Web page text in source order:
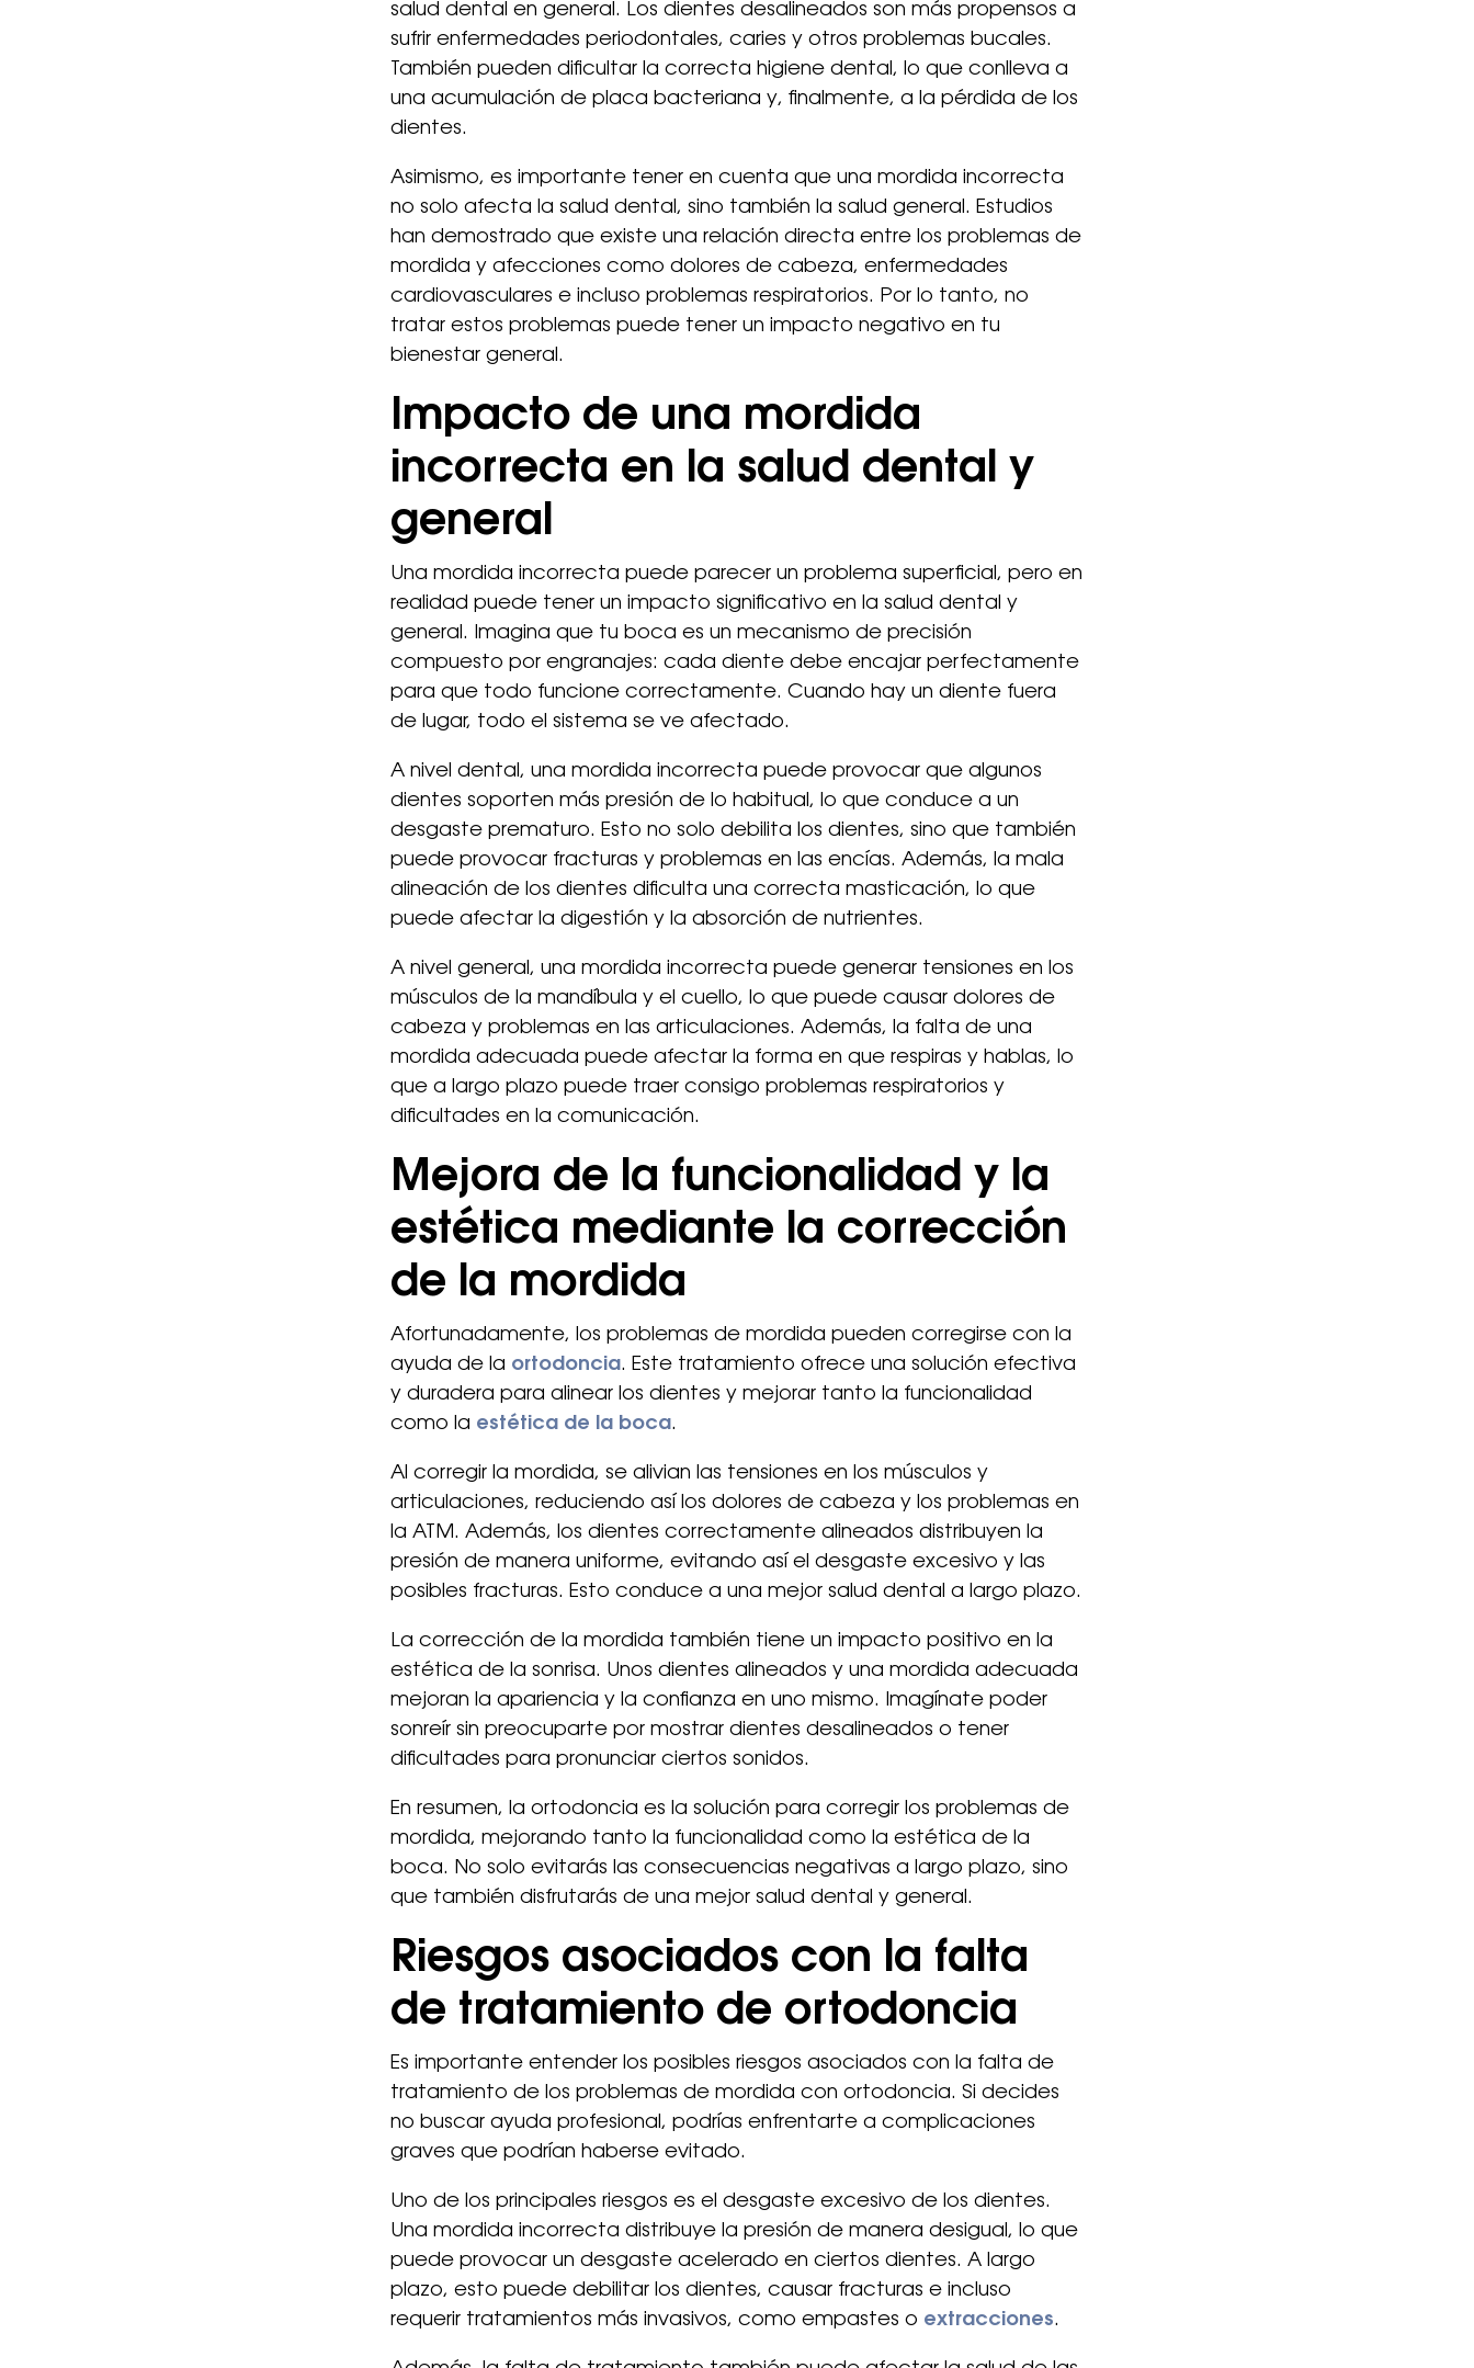
salud dental en general. Los dientes desalineados son más propensos a
sufrir enfermedades periodontales, caries y otros problemas bucales.
También pueden dificultar la correcta higiene dental, lo que conlleva a
una acumulación de placa bacteriana y, finalmente, a la pérdida de los
dientes.
Asimismo, es importante tener en cuenta que una mordida incorrecta
no solo afecta la salud dental, sino también la salud general. Estudios
han demostrado que existe una relación directa entre los problemas de
mordida y afecciones como dolores de cabeza, enfermedades
cardiovasculares e incluso problemas respiratorios. Por lo tanto, no
tratar estos problemas puede tener un impacto negativo en tu
bienestar general.
Impacto de una mordida
incorrecta en la salud dental y
general
Una mordida incorrecta puede parecer un problema superficial, pero en
realidad puede tener un impacto significativo en la salud dental y
general. Imagina que tu boca es un mecanismo de precisión
compuesto por engranajes: cada diente debe encajar perfectamente
para que todo funcione correctamente. Cuando hay un diente fuera
de lugar, todo el sistema se ve afectado.
A nivel dental, una mordida incorrecta puede provocar que algunos
dientes soporten más presión de lo habitual, lo que conduce a un
desgaste prematuro. Esto no solo debilita los dientes, sino que también
puede provocar fracturas y problemas en las encías. Además, la mala
alineación de los dientes dificulta una correcta masticación, lo que
puede afectar la digestión y la absorción de nutrientes.
A nivel general, una mordida incorrecta puede generar tensiones en los
músculos de la mandíbula y el cuello, lo que puede causar dolores de
cabeza y problemas en las articulaciones. Además, la falta de una
mordida adecuada puede afectar la forma en que respiras y hablas, lo
que a largo plazo puede traer consigo problemas respiratorios y
dificultades en la comunicación.
Mejora de la funcionalidad y la
estética mediante la corrección
de la mordida
Afortunadamente, los problemas de mordida pueden corregirse con la
ayuda de la ortodoncia. Este tratamiento ofrece una solución efectiva
y duradera para alinear los dientes y mejorar tanto la funcionalidad
como la estética de la boca.
Al corregir la mordida, se alivian las tensiones en los músculos y
articulaciones, reduciendo así los dolores de cabeza y los problemas en
la ATM. Además, los dientes correctamente alineados distribuyen la
presión de manera uniforme, evitando así el desgaste excesivo y las
posibles fracturas. Esto conduce a una mejor salud dental a largo plazo.
La corrección de la mordida también tiene un impacto positivo en la
estética de la sonrisa. Unos dientes alineados y una mordida adecuada
mejoran la apariencia y la confianza en uno mismo. Imagínate poder
sonreír sin preocuparte por mostrar dientes desalineados o tener
dificultades para pronunciar ciertos sonidos.
En resumen, la ortodoncia es la solución para corregir los problemas de
mordida, mejorando tanto la funcionalidad como la estética de la
boca. No solo evitarás las consecuencias negativas a largo plazo, sino
que también disfrutarás de una mejor salud dental y general.
Riesgos asociados con la falta
de tratamiento de ortodoncia
Es importante entender los posibles riesgos asociados con la falta de
tratamiento de los problemas de mordida con ortodoncia. Si decides
no buscar ayuda profesional, podrías enfrentarte a complicaciones
graves que podrían haberse evitado.
Uno de los principales riesgos es el desgaste excesivo de los dientes.
Una mordida incorrecta distribuye la presión de manera desigual, lo que
puede provocar un desgaste acelerado en ciertos dientes. A largo
plazo, esto puede debilitar los dientes, causar fracturas e incluso
requerir tratamientos más invasivos, como empastes o extracciones.